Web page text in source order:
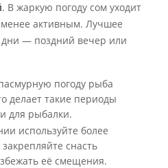
. В жаркую погоду сом уходит
менее активным. Лучшее
дни — поздний вечер или
погоду рыба
делает такие периоды
для рыбалки.
используйте более
снасть
её смещения.